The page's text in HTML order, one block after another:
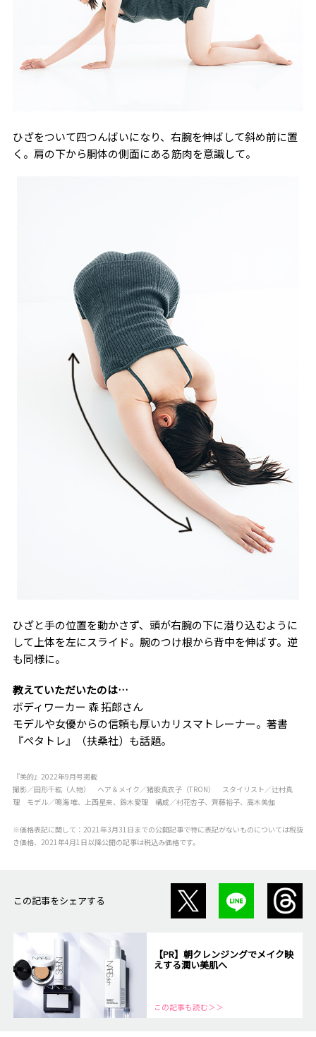
ひざをついて四つんばいになり、右腕を伸ばして斜め前に置
く。肩の下から胴体の側面にある筋肉を意識して。
ひざと手の位置を動かさず、頭が右腕の下に潜り込むように
して上体を左にスライド。腕のつけ根から背中を伸ばす。逆
も同様に。
教えていただいたのは…
ボディワーカー 森 拓郎さん
モデルや女優からの信頼も厚いカリスマトレーナー。著書
『ペタトレ』（扶桑社）も話題。
『美的』2022年9月号掲載
撮影／田形千紘（人物） ヘア＆メイク／猪股真衣子（TRON） スタイリスト／辻村真
理 モデル／鳴海 唯、上西星来、鈴木愛理 構成／村花杏子、斉藤裕子、高木美伽
※価格表記に関して：2021年3月31日までの公開記事で特に表記がないものについては税抜
き価格、2021年4月1日以降公開の記事は税込み価格です。
この記事をシェアする
【PR】朝クレンジングでメイク映
えする潤い美肌へ
この記事も読む＞＞